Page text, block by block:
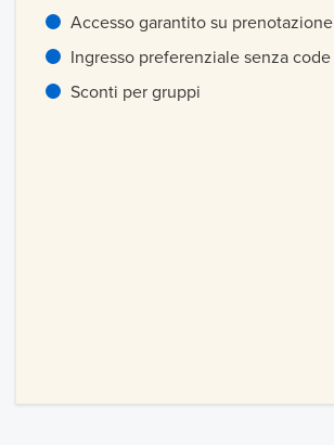
Accesso garantito su prenotazione
Ingresso preferenziale senza code
Sconti per gruppi